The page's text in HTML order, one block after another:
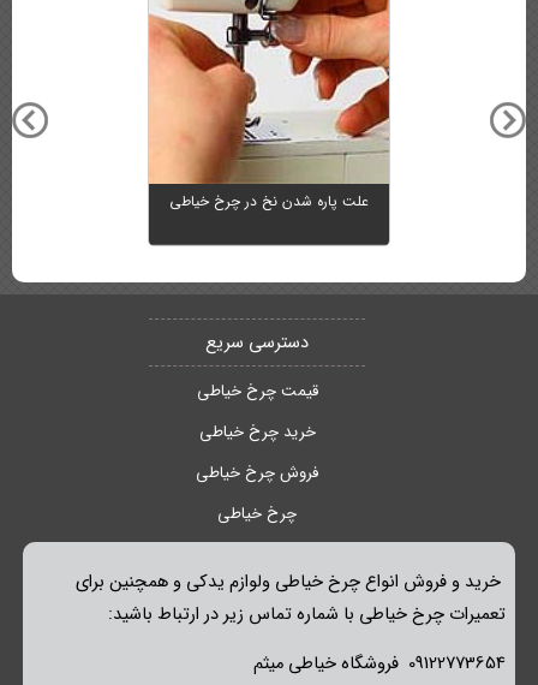
علت پاره شدن نخ در چرخ خیاطی
دسترسی سریع
قیمت چرخ خیاطی
خرید چرخ خیاطی
فروش چرخ خیاطی
چرخ خیاطی
خرید و فروش انواع چرخ خیاطی ولوازم یدکی و همچنین برای
تعمیرات چرخ خیاطی با شماره تماس زیر در ارتباط باشید:
09122773654 فروشگاه خیاطی میثم